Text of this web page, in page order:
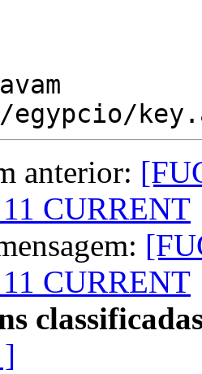
anterior:
CURRENT
CURRENT